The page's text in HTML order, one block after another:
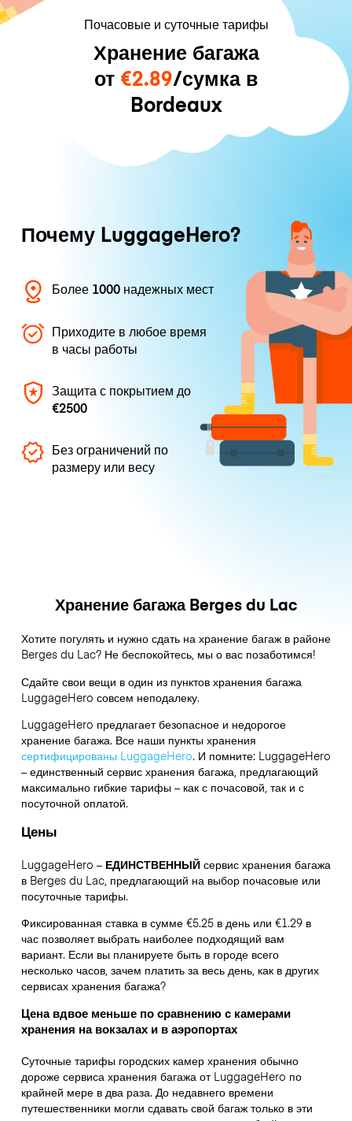
Почасовые и суточные тарифы
Хранение багажа
от €2.89/сумка в
Bordeaux
Почему LuggageHero?
Более 1000 надежных мест
Приходите в любое время
в часы работы
Защита с покрытием до
€2500
Без ограничений по
размеру или весу
Хранение багажа Berges du Lac
Хотите погулять и нужно сдать на хранение багаж в районе
Berges du Lac? Не беспокойтесь, мы о вас позаботимся!
Сдайте свои вещи в один из пунктов хранения багажа
LuggageHero совсем неподалеку.
LuggageHero предлагает безопасное и недорогое
хранение багажа. Все наши пункты хранения
сертифицированы LuggageHero. И помните: LuggageHero
– единственный сервис хранения багажа, предлагающий
максимально гибкие тарифы – как с почасовой, так и с
посуточной оплатой.
Цены
LuggageHero – ЕДИНСТВЕННЫЙсервис хранения багажа
в Berges du Lac, предлагающий на выбор почасовые или
посуточные тарифы.
Фиксированная ставка в сумме €5.25 в день или €1.29 в
час позволяет выбрать наиболее подходящий вам
вариант. Если вы планируете быть в городе всего
несколько часов, зачем платить за весь день, как в других
сервисах хранения багажа?
Цена вдвое меньше по сравнению с камерами
хранения на вокзалах и в аэропортах
Суточные тарифы городских камер хранения обычно
дороже сервиса хранения багажа от LuggageHero по
крайней мере в два раза. До недавнего времени
путешественники могли сдавать свой багаж только в эти